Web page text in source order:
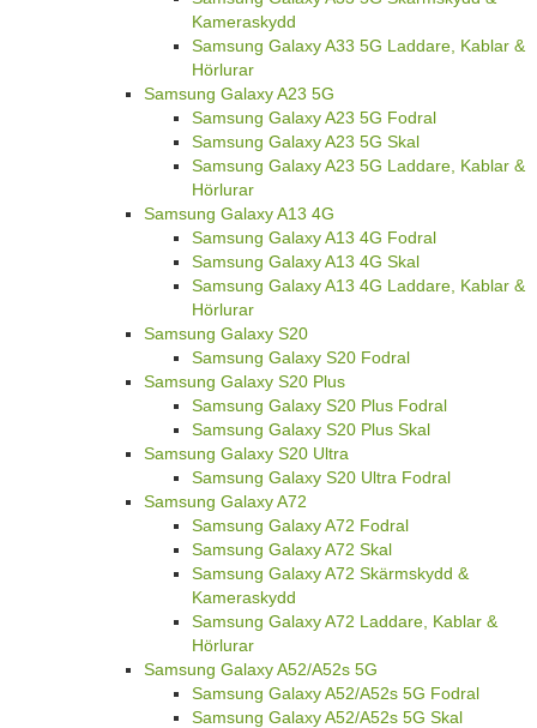
Kameraskydd
Samsung Galaxy A33 5G Laddare, Kablar &
Hörlurar
Samsung Galaxy A23 5G
Samsung Galaxy A23 5G Fodral
Samsung Galaxy A23 5G Skal
Samsung Galaxy A23 5G Laddare, Kablar &
Hörlurar
Samsung Galaxy A13 4G
Samsung Galaxy A13 4G Fodral
Samsung Galaxy A13 4G Skal
Samsung Galaxy A13 4G Laddare, Kablar &
Hörlurar
Samsung Galaxy S20
Samsung Galaxy S20 Fodral
Samsung Galaxy S20 Plus
Samsung Galaxy S20 Plus Fodral
Samsung Galaxy S20 Plus Skal
Samsung Galaxy S20 Ultra
Samsung Galaxy S20 Ultra Fodral
Samsung Galaxy A72
Samsung Galaxy A72 Fodral
Samsung Galaxy A72 Skal
Samsung Galaxy A72 Skärmskydd &
Kameraskydd
Samsung Galaxy A72 Laddare, Kablar &
Hörlurar
Samsung Galaxy A52/A52s 5G
Samsung Galaxy A52/A52s 5G Fodral
Samsung Galaxy A52/A52s 5G Skal